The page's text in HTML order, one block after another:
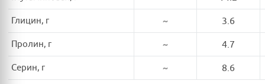
Глицин, г ~ 3.6
Пролин, г ~ 4.7
Серин, г ~ 8.6